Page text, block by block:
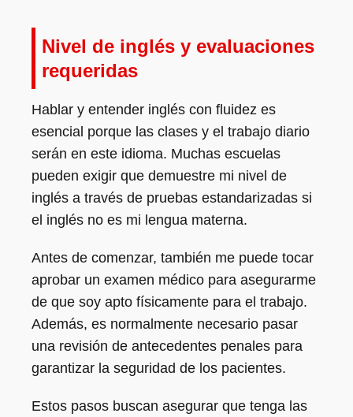
Nivel de inglés y evaluaciones
requeridas
Hablar y entender inglés con fluidez es
esencial porque las clases y el trabajo diario
serán en este idioma. Muchas escuelas
pueden exigir que demuestre mi nivel de
inglés a través de pruebas estandarizadas si
el inglés no es mi lengua materna.
Antes de comenzar, también me puede tocar
aprobar un examen médico para asegurarme
de que soy apto físicamente para el trabajo.
Además, es normalmente necesario pasar
una revisión de antecedentes penales para
garantizar la seguridad de los pacientes.
Estos pasos buscan asegurar que tenga las